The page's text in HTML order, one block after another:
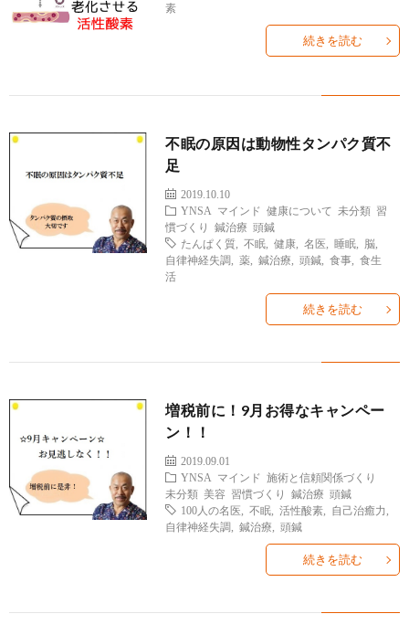
院
営
山
集
合
素
続きを読む
不眠の原因は動物性タンパク質不
足
2019.10.10
YNSA
マインド 健康について 未分類 習
慣づくり
鍼治療
頭鍼
たんぱく質 ,不眠 ,健康 名医 ,睡眠 脳
自律神経失調
,薬 ,鍼治療 ,頭鍼 ,食事 ,食生
活
続きを読む
増税前に！9月お得なキャンペー
ン！！
2019.09.01
YNSA
マインド
施術と信頼関係づくり
未分類 美容 習慣づくり 鍼治療
頭鍼
100人の名医
,不眠 ,活性酸素 自己治癒力
自律神経失調
,鍼治療 ,頭鍼
続きを読む